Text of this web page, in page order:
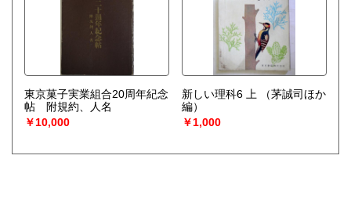
東京菓子実業組合20周年紀念
帖 附規約、人名
￥10,000
新しい理科6 上
（茅誠司ほか
編）
￥1,000